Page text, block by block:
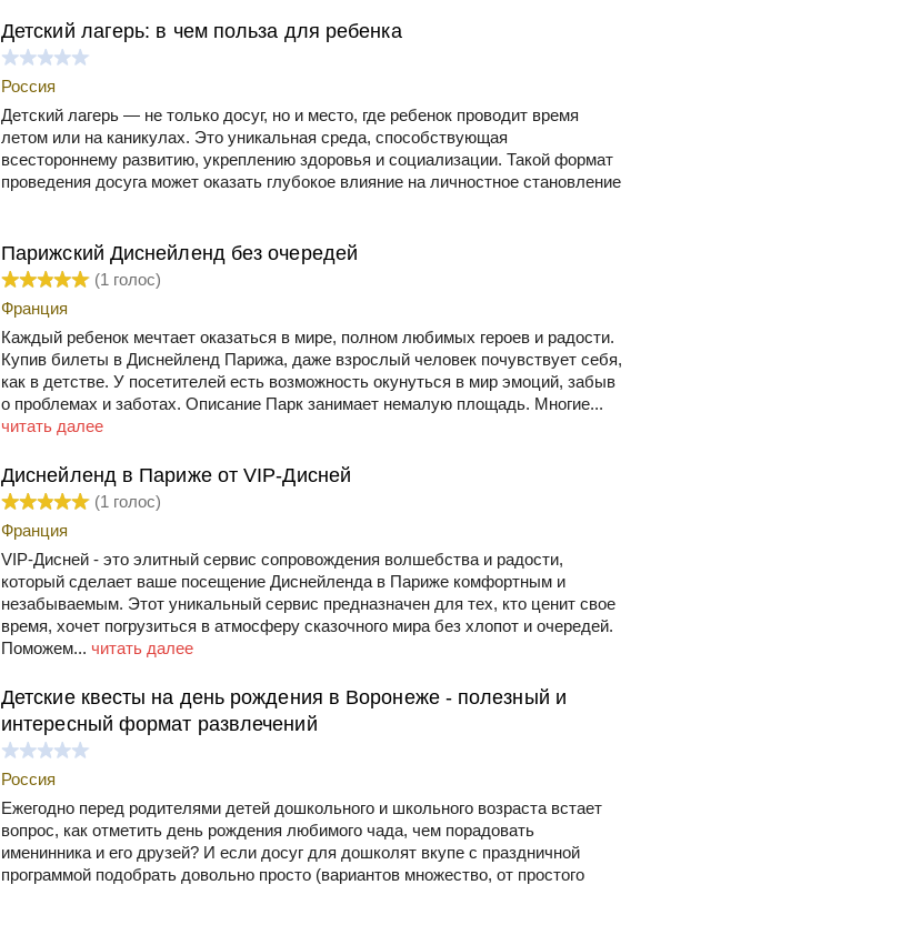
Детский лагерь: в чем польза для ребенка
Россия
Детский лагерь — не только досуг, но и место, где ребенок проводит время
летом или на каникулах. Это уникальная среда, способствующая
всестороннему развитию, укреплению здоровья и социализации. Такой формат
проведения досуга может оказать глубокое влияние на личностное становление
Парижский Диснейленд без очередей
(1 голос)
Франция
Каждый ребенок мечтает оказаться в мире, полном любимых героев и радости.
Купив билеты в Диснейленд Парижа, даже взрослый человек почувствует себя,
как в детстве. У посетителей есть возможность окунуться в мир эмоций, забыв
о проблемах и заботах. Описание Парк занимает немалую площадь. Многие...
читать далее
Диснейленд в Париже от VIP-Дисней
(1 голос)
Франция
VIP-Дисней - это элитный сервис сопровождения волшебства и радости,
который сделает ваше посещение Диснейленда в Париже комфортным и
незабываемым. Этот уникальный сервис предназначен для тех, кто ценит свое
время, хочет погрузиться в атмосферу сказочного мира без хлопот и очередей.
Поможем... читать далее
Детские квесты на день рождения в Воронеже - полезный и
интересный формат развлечений
Россия
Ежегодно перед родителями детей дошкольного и школьного возраста встает
вопрос, как отметить день рождения любимого чада, чем порадовать
именинника и его друзей? И если досуг для дошколят вкупе с праздничной
программой подобрать довольно просто (вариантов множество, от простого